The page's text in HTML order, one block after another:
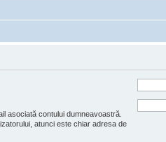
asociată contului dumneavoastră.
atunci este chiar adresa de